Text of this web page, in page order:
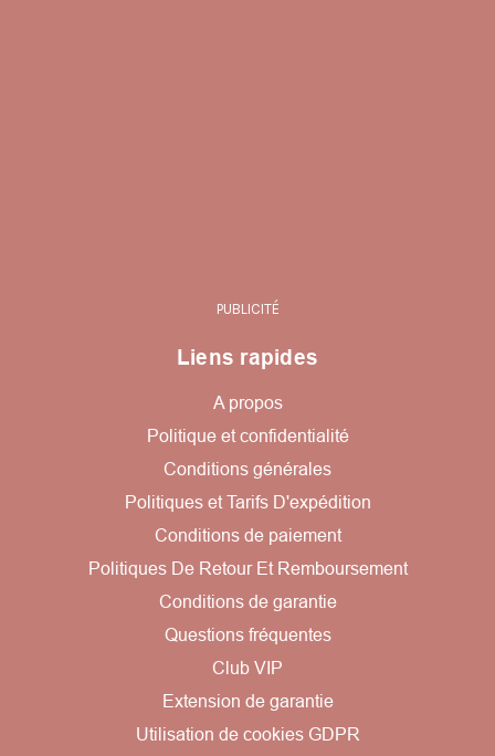
PUBLICITÉ
Liens rapides
A propos
Politique et confidentialité
Conditions générales
Politiques et Tarifs D'expédition
Conditions de paiement
Politiques De Retour Et Remboursement
Conditions de garantie
Questions fréquentes
Club VIP
Extension de garantie
Utilisation de cookies GDPR